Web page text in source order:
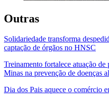
Outras
Solidariedade transforma
captação de órgãos no HNSC
Treinamento fortalece atuação de
Minas na prevenção de doenças
Dia dos Pais aquece o comércio